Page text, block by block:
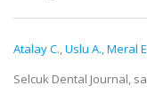
Atalay C.,Uslu A.,Meral
Selcuk Dental Journal,